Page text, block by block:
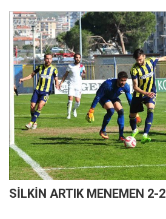
SİLKİN ARTIK MENEMEN 2-2